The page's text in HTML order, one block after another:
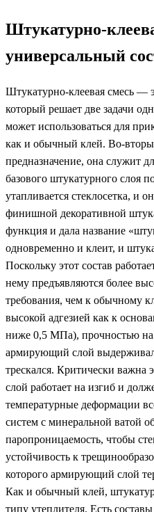
Штукатурно-
универсальный
Штукатурно-клеевая смесь —
который решает две задачи
может использоваться для
как и обычный клей. Во-
предназначение, она служит
базового штукатурного слоя
утапливается стеклосетка, и
финишной декоративной
функция и дала название
одновременно и клеит, и
Поскольку этот состав
нему предъявляются более
требования, чем к обычному
высокой адгезией как к
ниже 0,5 МПа), прочностью на
армирующий слой
трескался. Критически
слой работает на изгиб и
температурные деформации
систем с минеральной ватой
паропроницаемость, чтобы
устойчивость к
которого армирующий слой
Как и обычный клей,
типу утеплителя. Есть